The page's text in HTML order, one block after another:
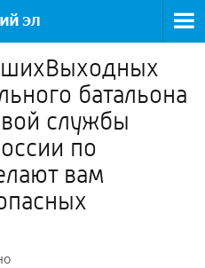
батальона
службы
по
вам